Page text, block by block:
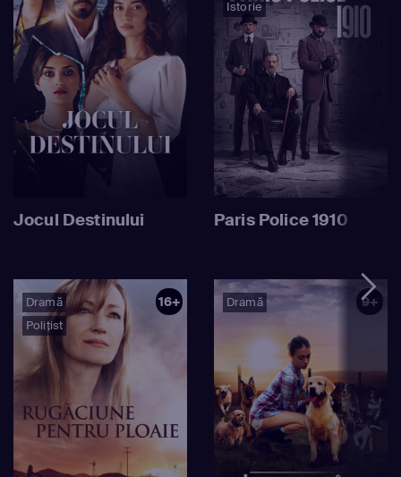
Jocul Destinului
Istorie
Paris Police 1910
Dramă
Polițist
16+ Dramă 9+